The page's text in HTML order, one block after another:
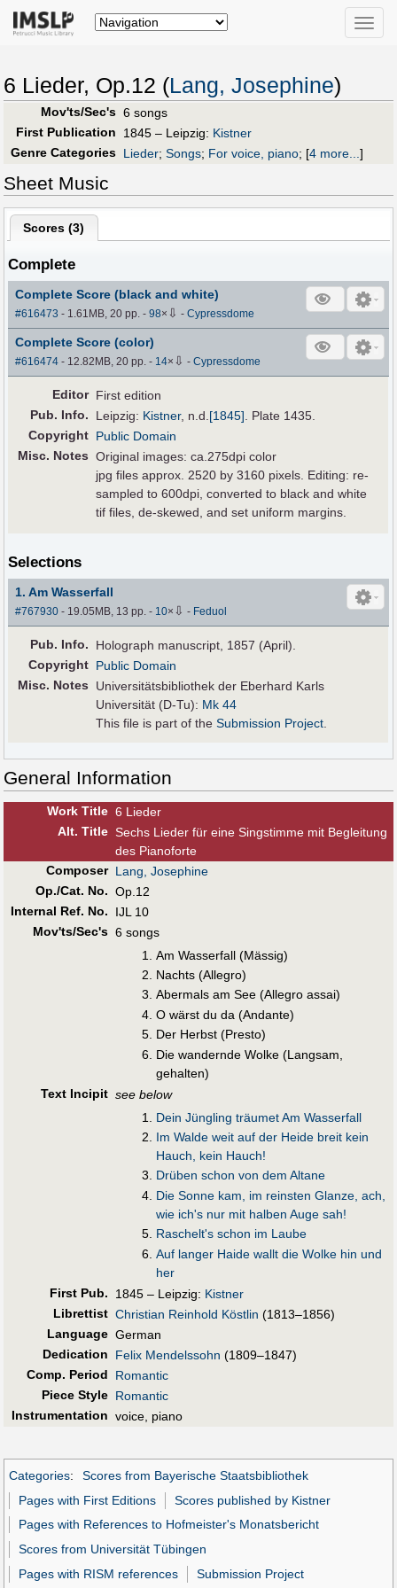
Toggle
6 Lieder, Op.12 (Lang, Josephine)
Mov'ts/Sec's 6 songs
First Publication
1845 – Leipzig: Kistner
Genre Categories Lieder; Songs; For voice, piano; [4 more...]
Sheet Music
Scores (3)
Complete
Complete Score (black and white)
#616473 - 1.61MB, 20 pp.-98× ⇩ -Cypressdome
Complete Score (color)
#616474 - 12.82MB, 20 pp.- 14× ⇩ -Cypressdome
Editor First edition
Pub. Info. Leipzig: Kistner, n.d. [1845] . Plate 1435.
Copyright Public Domain
Misc. Notes Original images: ca.275dpi color
jpg files approx. 2520 by 3160 pixels. Editing: re-
sampled to 600dpi, converted to black and white
tif files, de-skewed, and set uniform margins.
Selections
1. Am Wasserfall
#767930 - 19.05MB, 13 pp.- 10× ⇩ - Feduol
Pub. Info.
Holograph manuscript, 1857 (April).
Copyright Public Domain
Misc. Notes
Universitätsbibliothek der Eberhard Karls
Universität (D-Tu): Mk 44
This file is part of theSubmission Project.
General Information
Work Title 6 Lieder
Alt. Title Sechs Lieder für eine Singstimme mit Begleitung
des Pianoforte
Composer Lang, Josephine
Op./Cat. No. Op.12
Internal Ref. No.
IJL 10
Mov'ts/Sec's 6 songs
Am Wasserfall (Mässig)
Nachts (Allegro)
Abermals am See (Allegro assai)
O wärst du da (Andante)
Der Herbst (Presto)
Die wandernde Wolke (Langsam,
gehalten)
Text Incipit see below
Dein Jüngling träumet Am Wasserfall
Im Walde weit auf der Heide breit kein
Hauch, kein Hauch!
Drüben schon von dem Altane
Die Sonne kam, im reinsten Glanze, ach,
wie ich's nur mit halben Auge sah!
Raschelt's schon im Laube
Auf langer Haide wallt die Wolke hin und
her
First Pub. 1845 – Leipzig: Kistner
Librettist Christian Reinhold Köstlin (1813–1856)
Language German
Dedication
Felix Mendelssohn (1809–1847)
Comp. Period
Romantic
Piece Style Romantic
Instrumentation voice, piano
Categories:
Scores from Bayerische Staatsbibliothek
Pages with First Editions
Scores published by Kistner
Pages with References to Hofmeister's Monatsbericht
Scores from Universität Tübingen
Pages with RISM references
Submission Project